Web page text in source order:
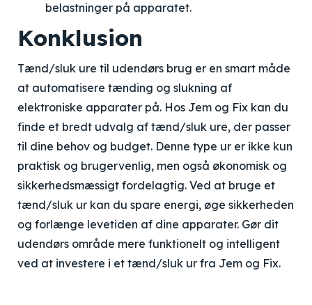
belastninger på apparatet.
Konklusion
Tænd/sluk ure til udendørs brug er en smart måde
at automatisere tænding og slukning af
elektroniske apparater på. Hos Jem og Fix kan du
finde et bredt udvalg af tænd/sluk ure, der passer
til dine behov og budget. Denne type ur er ikke kun
praktisk og brugervenlig, men også økonomisk og
sikkerhedsmæssigt fordelagtig. Ved at bruge et
tænd/sluk ur kan du spare energi, øge sikkerheden
og forlænge levetiden af dine apparater. Gør dit
udendørs område mere funktionelt og intelligent
ved at investere i et tænd/sluk ur fra Jem og Fix.